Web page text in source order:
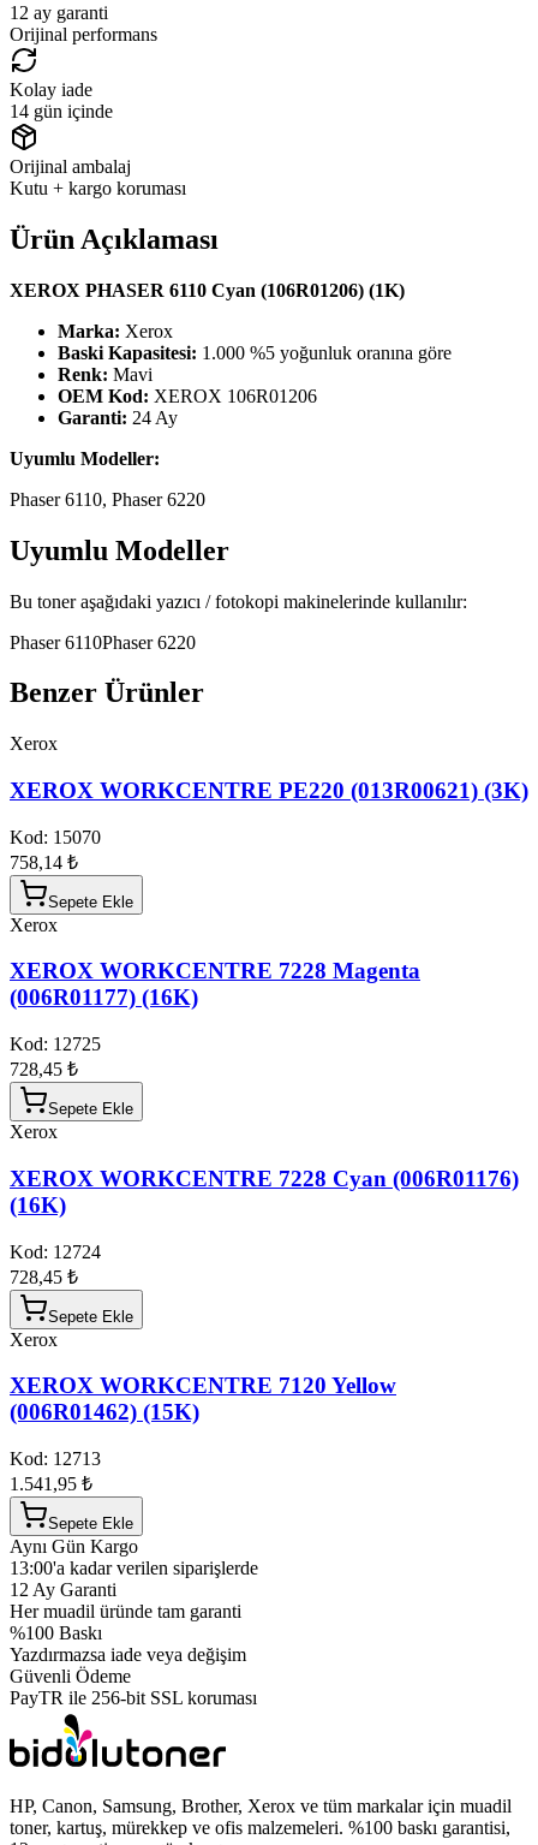
12 ay garanti
Orijinal performans
Kolay iade
14 gün içinde
Orijinal ambalaj
Kutu + kargo koruması
Ürün Açıklaması
XEROX PHASER 6110 Cyan (106R01206) (1K)
Marka: Xerox
Baski Kapasitesi: 1.000 %5 yoğunluk oranına göre
Renk: Mavi
OEM Kod: XEROX 106R01206
Garanti: 24 Ay
Uyumlu Modeller:
Phaser 6110, Phaser 6220
Uyumlu Modeller
Bu toner aşağıdaki yazıcı / fotokopi makinelerinde kullanılır:
Phaser 6110Phaser 6220
Benzer Ürünler
Xerox
XEROX WORKCENTRE PE220 (013R00621) (3K)
Kod: 15070
758,14 ₺
Sepete Ekle
Xerox
XEROX WORKCENTRE 7228 Magenta
(006R01177) (16K)
Kod: 12725
728,45 ₺
Sepete Ekle
Xerox
XEROX WORKCENTRE 7228 Cyan (006R01176)
(16K)
Kod: 12724
728,45 ₺
Sepete Ekle
Xerox
XEROX WORKCENTRE 7120 Yellow
(006R01462) (15K)
Kod: 12713
1.541,95 ₺
Sepete Ekle
Aynı Gün Kargo
13:00'a kadar verilen siparişlerde
12 Ay Garanti
Her muadil üründe tam garanti
%100 Baskı
Yazdırmazsa iade veya değişim
Güvenli Ödeme
PayTR ile 256-bit SSL koruması
HP, Canon, Samsung, Brother, Xerox ve tüm markalar için muadil
toner, kartuş, mürekkep ve ofis malzemeleri. %100 baskı garantisi,